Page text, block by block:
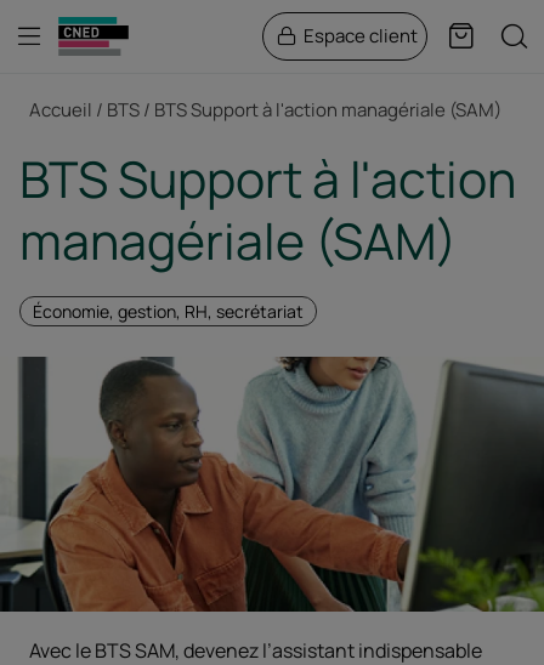
Menu Espace client Panier
Accueil BTS BTS Support à l'action managériale (SAM)
BTS Support à l'action
managériale (SAM)
Économie, gestion, RH, secrétariat
Avec le BTS SAM, devenez l’assistant indispensable